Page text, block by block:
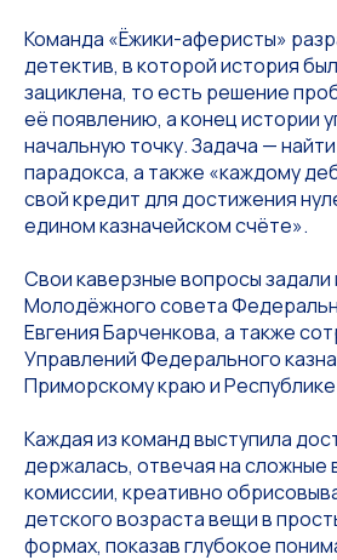
Команда «Ёжики-аферисты»
детектив, в которой история
зациклена, то есть решение
её появлению, а конец истории
начальную точку. Задача —
парадокса, а также «каждому
свой кредит для достижения
едином казначейском счёте».
Свои каверзные вопросы
Молодёжного совета
Евгения Барченкова, а также
Управлений Федерального
Приморскому краю и
Каждая из команд выступила
держалась, отвечая на сложные
комиссии, креативно
детского возраста вещи в
формах, показав глубокое